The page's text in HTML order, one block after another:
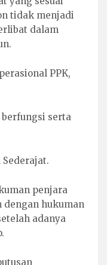
tidak menjadi
dalam
PPK,
berfungsi serta
penjara
dengan hukuman
adanya